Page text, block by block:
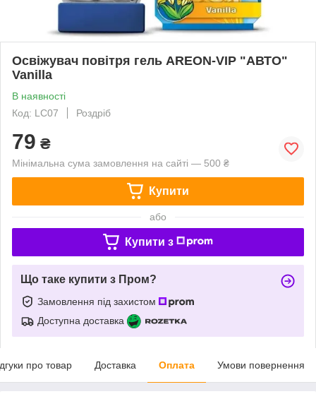
Освіжувач повітря гель AREON-VIP "АВТО"
Vanilla
В наявності
Код: LC07
Роздріб
79 ₴
Мінімальна сума замовлення на сайті — 500 ₴
Купити
або
Купити з
Що таке купити з Пром?
Замовлення під захистом
Доступна доставка
про товар Доставка Оплата Умови повернення